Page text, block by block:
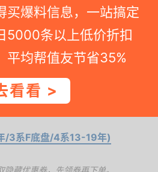
买爆料信息，一站搞定
5000条以上低价折扣
平均帮值友节省35%
看看 >
现标价已变化，那就是促销已
/3系F底盘/4系13-19年)
隐藏优惠券，先领券再下单。